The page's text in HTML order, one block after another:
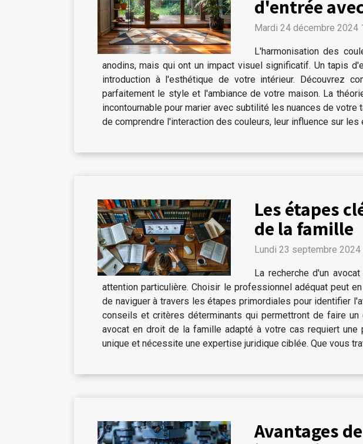
d'entrée
Mardi 24 décembre 2024
L'harmonisation des
anodins, mais qui ont un impact visuel significatif. Un tapis
introduction à l'esthétique de votre intérieur. Découvrez
parfaitement le style et l'ambiance de votre maison. La
incontournable pour marier avec subtilité les nuances de
de comprendre l'interaction des couleurs, leur influence sur
Les étapes
de la famille
Lundi 23 septembre 2024
La recherche d'un
attention particulière. Choisir le professionnel adéquat peut
de naviguer à travers les étapes primordiales pour identifier
conseils et critères déterminants qui permettront de faire
avocat en droit de la famille adapté à votre cas requiert
unique et nécessite une expertise juridique ciblée. Que vous
Avantages